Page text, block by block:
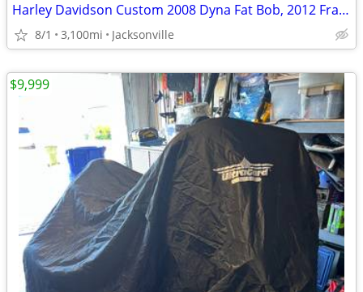
Harley Davidson Custom 2008 Dyna Fat Bob, 2012 Frankenstein Trike Kit
8/1 3,100mi Jacksonville
$9,999